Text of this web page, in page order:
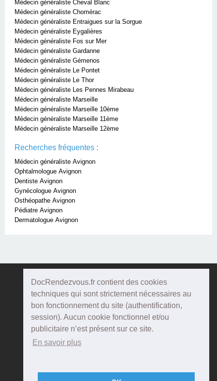
DocRendezvous.fr contient des cookies
techniques qui sont strictement nécessaires au
bon fonctionnement du site (authentification,
session). Aucun cookie fonctionnel et/ou
publicitaire n’est présent sur ce site.
En savoir plus
Médecin généraliste Cheval Blanc
Médecin généraliste Chomérac
Médecin généraliste Entraigues sur la Sorgue
Médecin généraliste Eygalières
Médecin généraliste Fos sur Mer
Médecin généraliste Gardanne
Médecin généraliste Gémenos
Médecin généraliste Le Pontet
Médecin généraliste Le Thor
Médecin généraliste Les Pennes Mirabeau
Médecin généraliste Marseille
Médecin généraliste Marseille 10ème
Médecin généraliste Marseille 11ème
Médecin généraliste Marseille 12ème
Recherches fréquentes :
Médecin généraliste Avignon
Ophtalmologue Avignon
Dentiste Avignon
Gynécologue Avignon
Osthéopathe Avignon
Pédiatre Avignon
Dermatologue Avignon
DocRendezvous
Qui sommes-nous ?
Conditions Générales d'utilisation